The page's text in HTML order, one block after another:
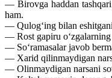
— Birovga haddan tashqari
ham.
— Qulog‘ing bilan
— Rost gapiru
— So‘ramasalar javob
— Xarid qilinmaydigan
— Olinmaydigan narsani